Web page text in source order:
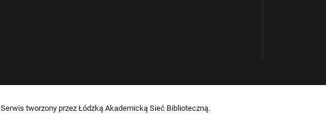
Serwis tworzony przez Łódzką Akademicką Sieć Biblioteczną.